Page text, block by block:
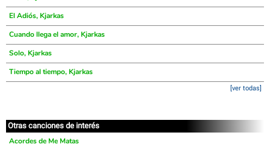
El Adiós, Kjarkas
Cuando llega el amor, Kjarkas
Solo, Kjarkas
Tiempo al tiempo, Kjarkas
[ver todas]
Otras canciones de interés
Acordes de Me Matas